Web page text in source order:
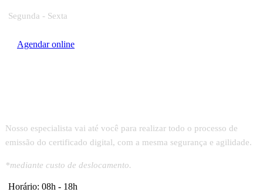
Segunda - Sexta
Agendar online
Nosso especialista vai até você para realizar todo o processo de
emissão do certificado digital, com a mesma segurança e agilidade.
*mediante custo de deslocamento.
Horário: 08h - 18h